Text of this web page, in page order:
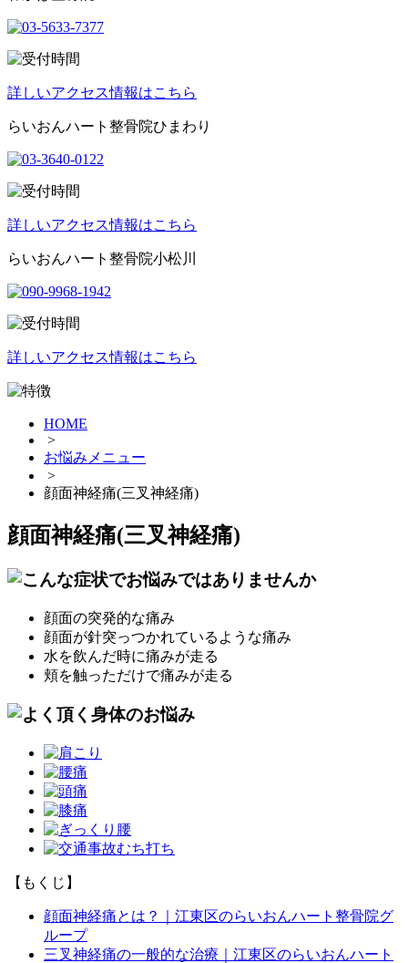
詳しいアクセス情報はこちら
らいおんハート整骨院ひまわり
詳しいアクセス情報はこちら
らいおんハート整骨院小松川
詳しいアクセス情報はこちら
HOME
>
お悩みメニュー
>
顔面神経痛(三叉神経痛)
顔面神経痛(三叉神経痛)
顔面の突発的な痛み
顔面が針突っつかれているような痛み
水を飲んだ時に痛みが走る
頬を触っただけで痛みが走る
【もくじ】
顔面神経痛とは？｜江東区のらいおんハート整骨院グ
ループ
三叉神経痛の一般的な治療｜江東区のらいおんハート